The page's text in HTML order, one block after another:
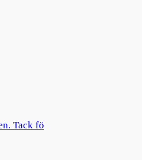
Tack fö